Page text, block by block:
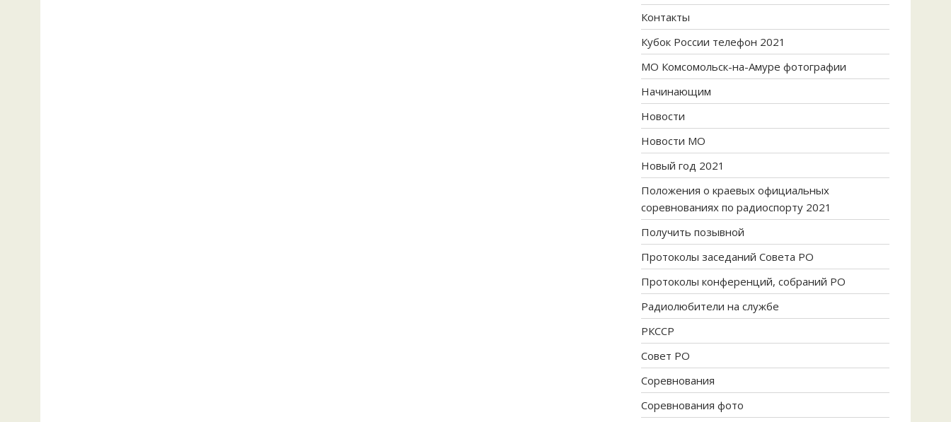
Контакты
Кубок России телефон 2021
МО Комсомольск-на-Амуре фотографии
Начинающим
Новости
Новости МО
Новый год 2021
Положения о краевых официальных
соревнованиях по радиоспорту 2021
Получить позывной
Протоколы заседаний Совета РО
Протоколы конференций, собраний РО
Радиолюбители на службе
РКССР
Совет РО
Соревнования
Соревнования фото